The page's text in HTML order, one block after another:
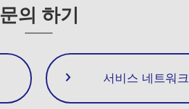
문의 하기
서비스 네트워크